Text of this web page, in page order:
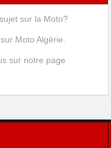
sur la Moto?
Moto Algérie.
sur notre page